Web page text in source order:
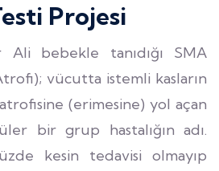
Projesi
Ali bebekle tanıdığı SMA
vücutta istemli kasların
(erimesine) yol açan
bir grup hastalığın adı.
kesin tedavisi olmayıp